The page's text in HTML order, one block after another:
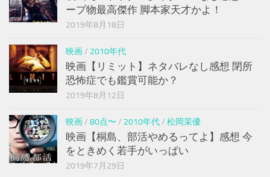
ープ物最高傑作 脚本家天才かよ！
2019年8月18日
映画/ 2010年代
映画【リミット】ネタバレなし感想 閉所
恐怖症でも鑑賞可能か？
2019年8月12日
映画/ 80点〜 / 2010年代/ 松岡茉優
映画【桐島、部活やめるってよ】感想 今
をときめく若手がいっぱい
2019年7月29日